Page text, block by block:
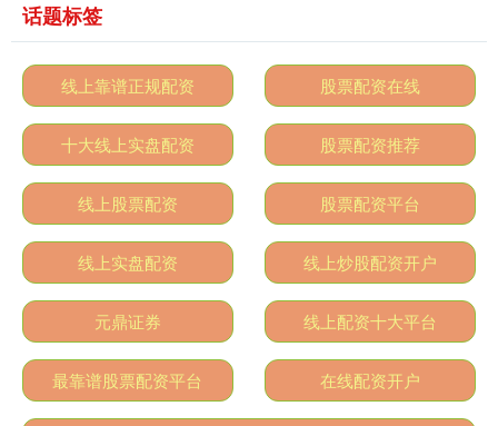
深证成指 14070.78 -73.43 -0.52%
沪深300
话题标签
线上靠谱正规配资 股票配资在线
十大线上实盘配资 股票配资推荐
线上股票配资 股票配资平台
线上实盘配资 线上炒股配资开户
元鼎证券 线上配资十大平台
最靠谱股票配资平台 在线配资开户